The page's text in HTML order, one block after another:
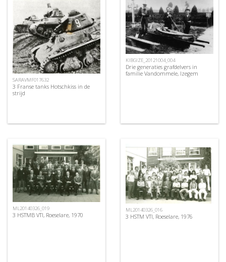
SARAVMF017632
3 Franse tanks Hotschkiss in de
strijd
KIBGIZE_20121004_004
Drie generaties grafdelvers in
familie Vandommele, Izegem
ML20140326_019
3 HSTMB VTI, Roeselare, 1970
ML20140326_016
3 HSTM VTI, Roeselare, 1976